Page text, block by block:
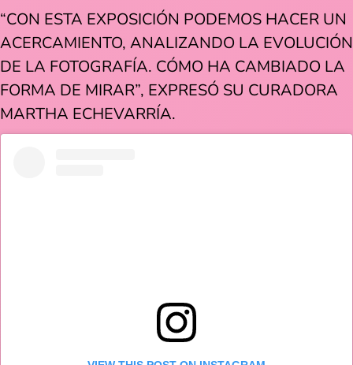
“CON ESTA EXPOSICIÓN PODEMOS HACER UN
ACERCAMIENTO, ANALIZANDO LA EVOLUCIÓN
DE LA FOTOGRAFÍA. CÓMO HA CAMBIADO LA
FORMA DE MIRAR”, EXPRESÓ SU CURADORA
MARTHA ECHEVARRÍA.